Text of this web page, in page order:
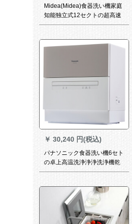
Midea(Midea)食器洗い機家庭
知能独立式12セクトの超高速
洗浄ピュレレと野菜の洗浄除
￥ 30,240 円(税込)
パナソニック食器洗い機6セト
の卓上高温洗浄浄浄洗浄機乾
燥ダブボラを加熱します。